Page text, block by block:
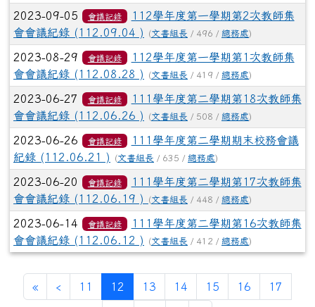
2023-09-05 會議記錄
112學年度第一學期第2次教師集
會會議紀錄 (112.09.04 )
(文書組長 / 496 / 總務處)
2023-08-29 會議記錄
112學年度第一學期第1次教師集
會會議紀錄 (112.08.28 )
(文書組長 / 419 / 總務處)
2023-06-27 會議記錄
111學年度第二學期第18次教師集
會會議紀錄 (112.06.26 )
(文書組長 / 508 / 總務處)
2023-06-26 會議記錄
111學年度第二學期期末校務會議
紀錄 (112.06.21 )
(文書組長 / 635 / 總務處)
2023-06-20 會議記錄
111學年度第二學期第17次教師集
會會議紀錄 (112.06.19 )
(文書組長 / 448 / 總務處)
2023-06-14 會議記錄
111學年度第二學期第16次教師集
會會議紀錄 (112.06.12 )
(文書組長 / 412 / 總務處)
« ‹ 11 12 (current)
13 14 15 16 17